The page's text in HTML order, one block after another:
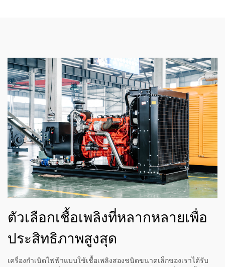
ตัวเลือกเชื้อเพลิงที่หลากหลายเพื่อ
ประสิทธิภาพสูงสุด
เครื่องกำเนิดไฟฟ้าแบบใช้เชื้อเพลิงสองชนิดขนาดเล็กของเราได้รับ